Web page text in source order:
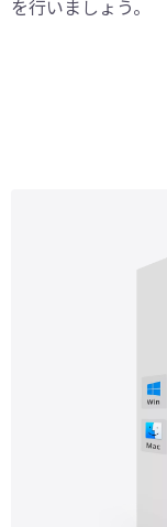
を行いましょう。